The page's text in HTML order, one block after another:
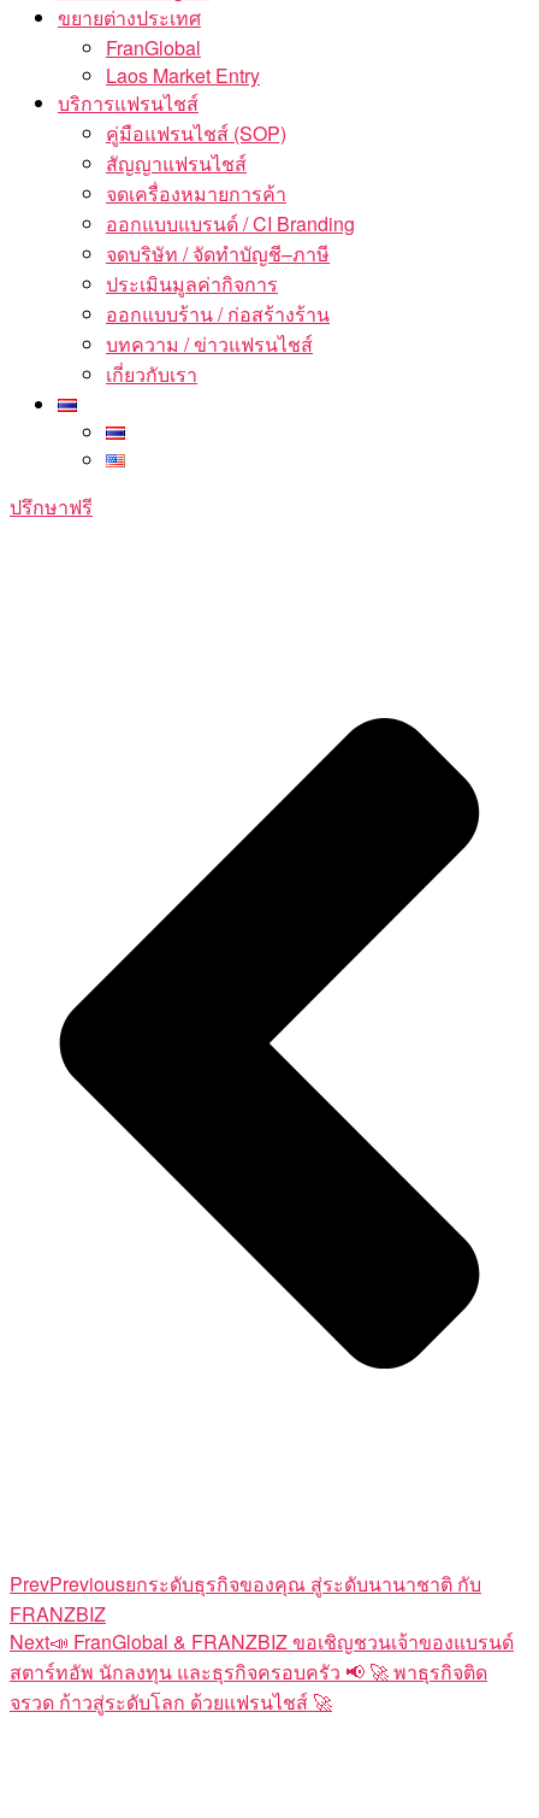
ขยายต่างประเทศ
FranGlobal
Laos Market Entry
บริการแฟรนไชส์
คู่มือแฟรนไชส์ (SOP)
สัญญาแฟรนไชส์
จดเครื่องหมายการค้า
ออกแบบแบรนด์ / CI Branding
จดบริษัท / จัดทำบัญชี–ภาษี
ประเมินมูลค่ากิจการ
ออกแบบร้าน / ก่อสร้างร้าน
บทความ / ข่าวแฟรนไชส์
เกี่ยวกับเรา
ปรึกษาฟรี
PrevPreviousยกระดับธุรกิจของคุณ สู่ระดับนานาชาติ กับ
FRANZBIZ
Next📣 FranGlobal & FRANZBIZ ขอเชิญชวนเจ้าของแบรนด์
สตาร์ทอัพ นักลงทุน และธุรกิจครอบครัว 📢 🚀 พาธุรกิจติด
จรวด ก้าวสู่ระดับโลก ด้วยแฟรนไชส์ 🚀